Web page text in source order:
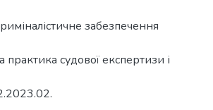
забезпечення
практика судової експертизи і